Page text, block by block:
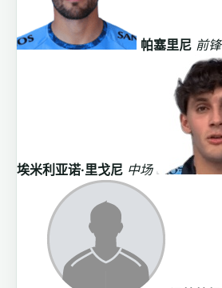
帕塞里尼 前锋
埃米利亚诺·里戈尼 中场